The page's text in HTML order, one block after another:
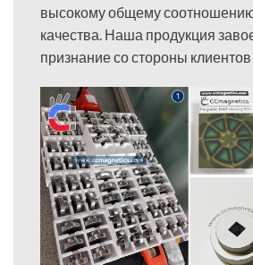
высокому общему
качества. Наша продукция
признание со стороны